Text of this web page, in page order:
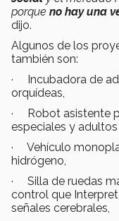
porque no hay una
dijo.
Algunos de los
también son:
· Incubadora de
orquídeas,
· Robot asistente
especiales y adultos
· Vehículo
hidrógeno,
· Silla de ruedas
control que
señales cerebrales,